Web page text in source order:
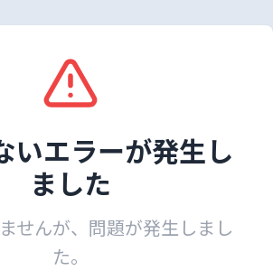
いエラーが発生し
ました
せんが、問題が発生しまし
た。